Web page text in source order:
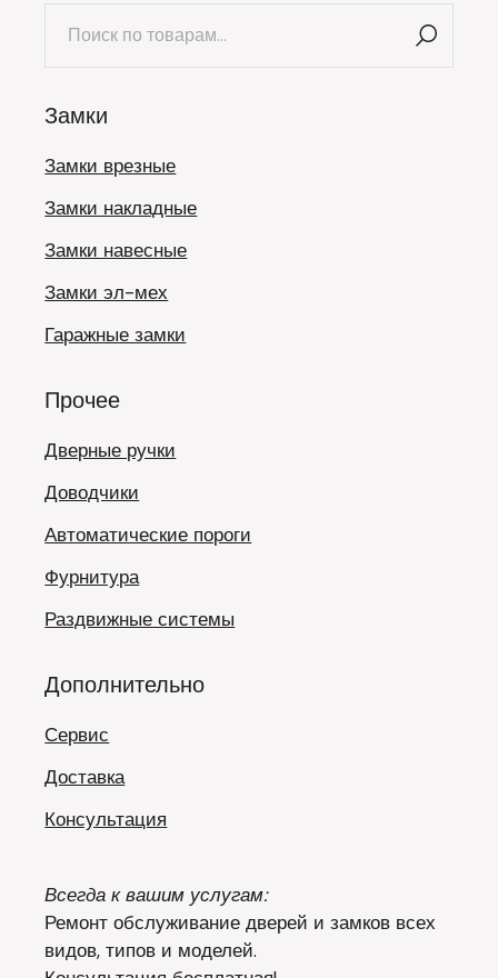
Замки
Замки врезные
Замки накладные
Замки навесные
Замки эл-мех
Гаражные замки
Прочее
Дверные ручки
Доводчики
Автоматические пороги
Фурнитура
Раздвижные системы
Дополнительно
Сервис
Доставка
Консультация
Всегда к вашим услугам:
Ремонт обслуживание дверей и замков всех
видов, типов и моделей.